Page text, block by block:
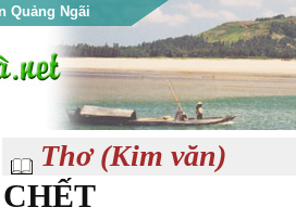
Quảng Ngãi
Thơ (Kim văn)
CHẾT